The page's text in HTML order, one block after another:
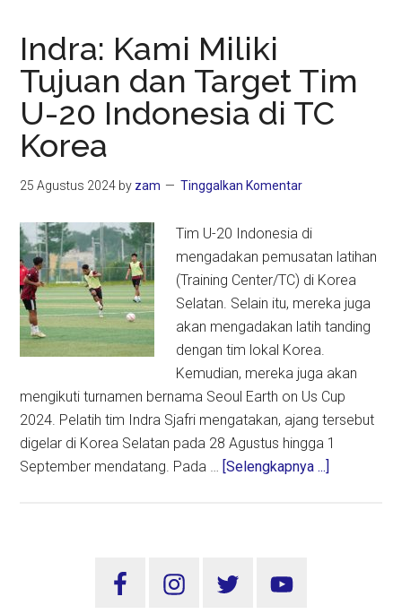
Indra: Kami Miliki
Tujuan dan Target Tim
U-20 Indonesia di TC
Korea
25 Agustus 2024 by zam Tinggalkan Komentar
Tim U-20 Indonesia di
mengadakan pemusatan latihan
(Training Center/TC) di Korea
Selatan. Selain itu, mereka juga
akan mengadakan latih tanding
dengan tim lokal Korea.
Kemudian, mereka juga akan
mengikuti turnamen bernama Seoul Earth on Us Cup
2024. Pelatih tim Indra Sjafri mengatakan, ajang tersebut
digelar di Korea Selatan pada 28 Agustus hingga 1
September mendatang. Pada … [Selengkapnya ...]
Sidebar